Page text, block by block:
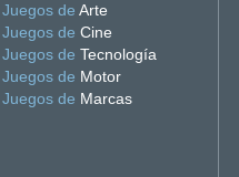
de Arte
de Cine
de Tecnología
de Motor
de Marcas